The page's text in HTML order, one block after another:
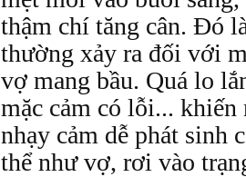
thậm chí tăng cân. Đó
thường xảy ra đối với
vợ mang bầu. Quá lo
mặc cảm có lỗi... khiến
nhạy cảm dễ phát sinh
thể như vợ, rơi vào